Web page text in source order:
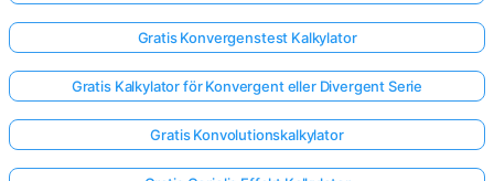
Gratis Konvergenstest Kalkylator
Gratis Kalkylator för Konvergent eller Divergent Serie
Gratis Konvolutionskalkylator